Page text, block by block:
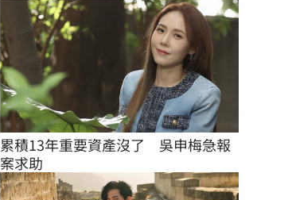
累積13年重要資產沒了　吳申梅急報
案求助